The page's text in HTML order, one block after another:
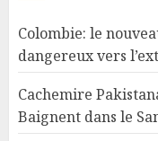
Colombie: le
dangereux vers
Cachemire
Baignent dans le